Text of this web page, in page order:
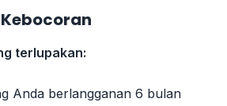
terlupakan:
Anda berlangganan 6 bulan